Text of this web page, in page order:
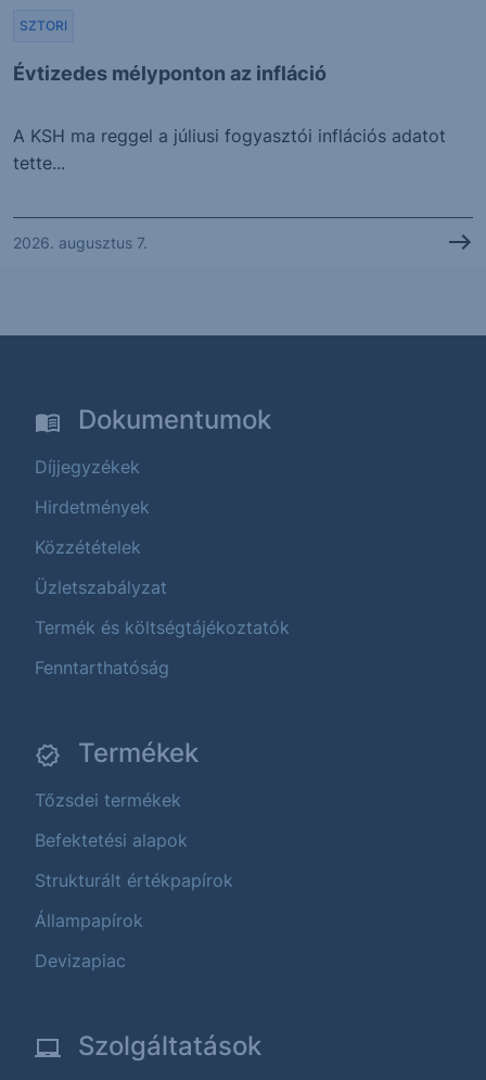
Évtizedes mélyponton az infláció
SZTORI
A KSH ma reggel a júliusi fogyasztói inflációs adatot
tette...
2026. augusztus 7.
Dokumentumok
Díjjegyzékek
Hirdetmények
Közzétételek
Üzletszabályzat
Termék és költségtájékoztatók
Fenntarthatóság
Termékek
Tőzsdei termékek
Befektetési alapok
Strukturált értékpapírok
Állampapírok
Devizapiac
Szolgáltatások